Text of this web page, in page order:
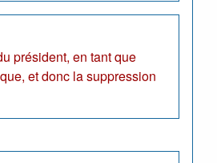
président, en tant que
et donc la suppression